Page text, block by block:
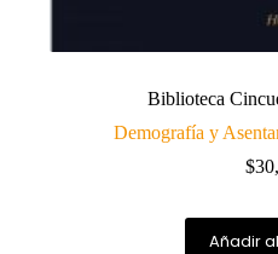
Biblioteca
Demografía y
$
Añadir